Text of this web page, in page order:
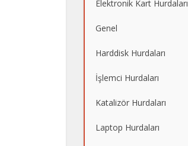
Elektronik Kart Hurdaları
Genel
Harddisk Hurdaları
İşlemci Hurdaları
Katalizör Hurdaları
Laptop Hurdaları